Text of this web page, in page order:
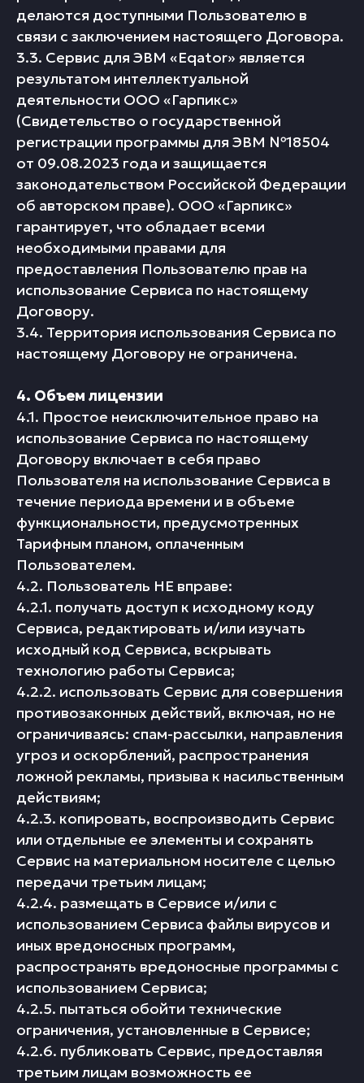
делаются доступными Пользователю в
связи с заключением настоящего Договора.
3.3. Сервис для ЭВМ «Eqator» является
результатом интеллектуальной
деятельности ООО «Гарпикс»
(Свидетельство о государственной
регистрации программы для ЭВМ №18504
от 09.08.2023 года и защищается
законодательством Российской Федерации
об авторском праве). ООО «Гарпикс»
гарантирует, что обладает всеми
необходимыми правами для
предоставления Пользователю прав на
использование Сервиса по настоящему
Договору.
3.4. Территория использования Сервиса по
настоящему Договору не ограничена.
4. Объем лицензии
4.1. Простое неисключительное право на
использование Сервиса по настоящему
Договору включает в себя право
Пользователя на использование Сервиса в
течение периода времени и в объеме
функциональности, предусмотренных
Тарифным планом, оплаченным
Пользователем.
4.2. Пользователь НЕ вправе:
4.2.1. получать доступ к исходному коду
Сервиса, редактировать и/или изучать
исходный код Сервиса, вскрывать
технологию работы Сервиса;
4.2.2. использовать Сервис для совершения
противозаконных действий, включая, но не
ограничиваясь: спам-рассылки, направления
угроз и оскорблений, распространения
ложной рекламы, призыва к насильственным
действиям;
4.2.3. копировать, воспроизводить Сервис
или отдельные ее элементы и сохранять
Сервис на материальном носителе с целью
передачи третьим лицам;
4.2.4. размещать в Сервисе и/или с
использованием Сервиса файлы вирусов и
иных вредоносных программ,
распространять вредоносные программы с
использованием Сервиса;
4.2.5. пытаться обойти технические
ограничения, установленные в Сервисе;
4.2.6. публиковать Сервис, предоставляя
третьим лицам возможность ее